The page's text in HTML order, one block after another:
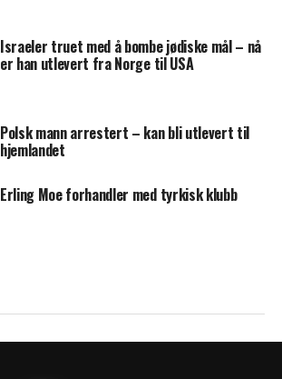
Israeler truet med å bombe jødiske mål – nå
er han utlevert fra Norge til USA
Polsk mann arrestert – kan bli utlevert til
hjemlandet
Erling Moe forhandler med tyrkisk klubb